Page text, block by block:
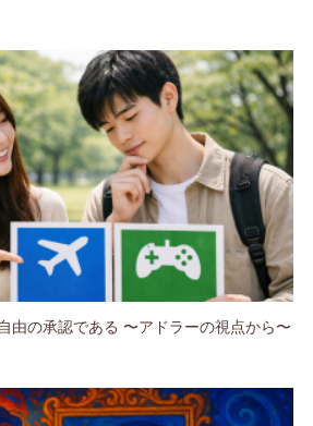
由の承認である 〜アドラーの視点から〜